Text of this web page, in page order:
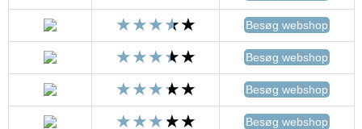
Besøg webshop
Besøg webshop
Besøg webshop
Besøg webshop